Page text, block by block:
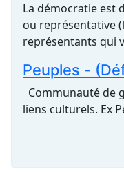
La démocratie est
ou représentative
représentants qui
Peuples -
Communauté de
liens culturels. Ex